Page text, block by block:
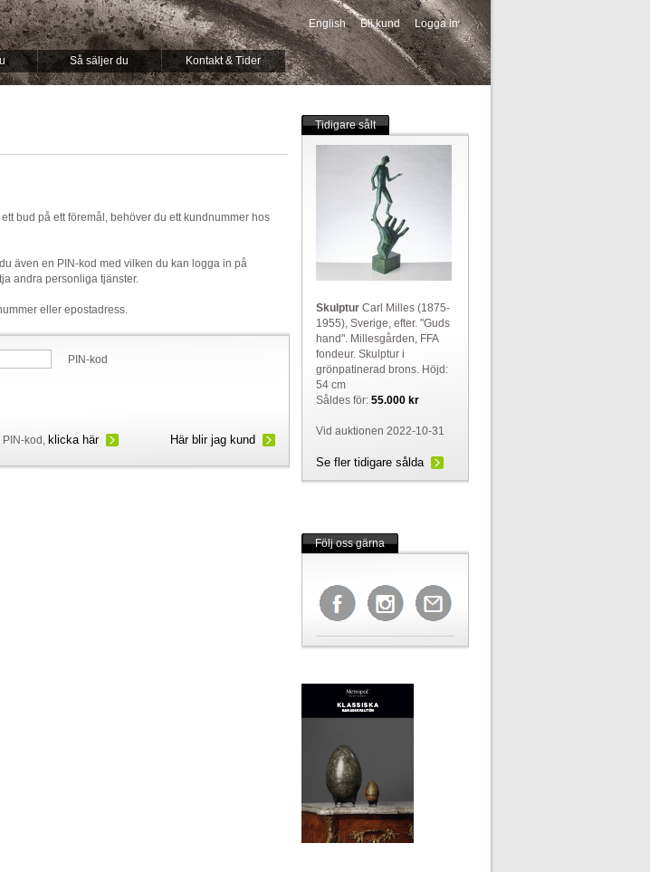
Så säljer du Kontakt & Tider
English Bli kund Logga in
-->
bud på ett föremål, behöver du ett kundnummer hos
även en PIN-kod med vilken du kan logga in på
andra personliga tjänster.
eller epostadress.
PIN-kod
kod, klicka här Här blir jag kund
Tidigare sålt
SkulpturCarl Milles (1875-
1955), Sverige, efter. "Guds
hand". Millesgården, FFA
fondeur. Skulptur i
grönpatinerad brons. Höjd:
54 cm
Såldes för: 55.000 kr
Vid auktionen 2022-10-31
Se fler tidigare sålda
Följ oss gärna